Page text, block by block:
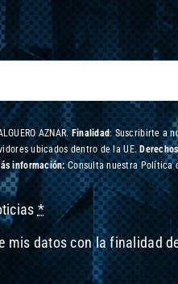
AZNAR.Finalidad: Suscribirte a
ubicados dentro de la UE.Derechos
información:Consulta nuestra Política
*
mis datos con la finalidad